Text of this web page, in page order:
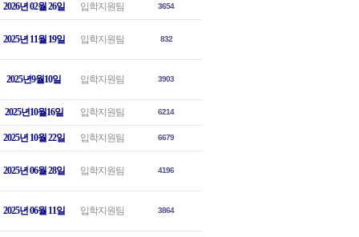
2026년 02월 26일 입학지원팀 3654
2025년 11월 19일 입학지원팀 832
2025년9월10일 입학지원팀 3903
2025년10월16일 입학지원팀 6214
2025년 10월 22일 입학지원팀 6679
2025년 06월 28일 입학지원팀 4196
2025년 06월 11일 입학지원팀 3864